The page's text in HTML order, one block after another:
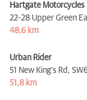
Hartgate Motorcycles
22-28 Upper Green
48,6 km
Urban Rider
51 New King's Rd,
51,8 km